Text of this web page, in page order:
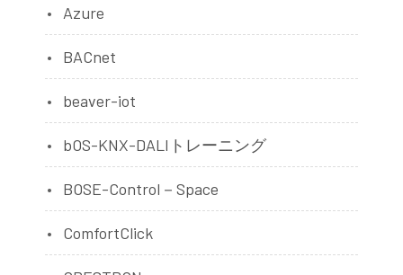
Azure
BACnet
beaver-iot
bOS-KNX-DALIトレーニング
BOSE-Control－Space
ComfortClick